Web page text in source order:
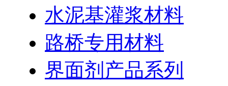
水泥基灌浆材料
路桥专用材料
界面剂产品系列